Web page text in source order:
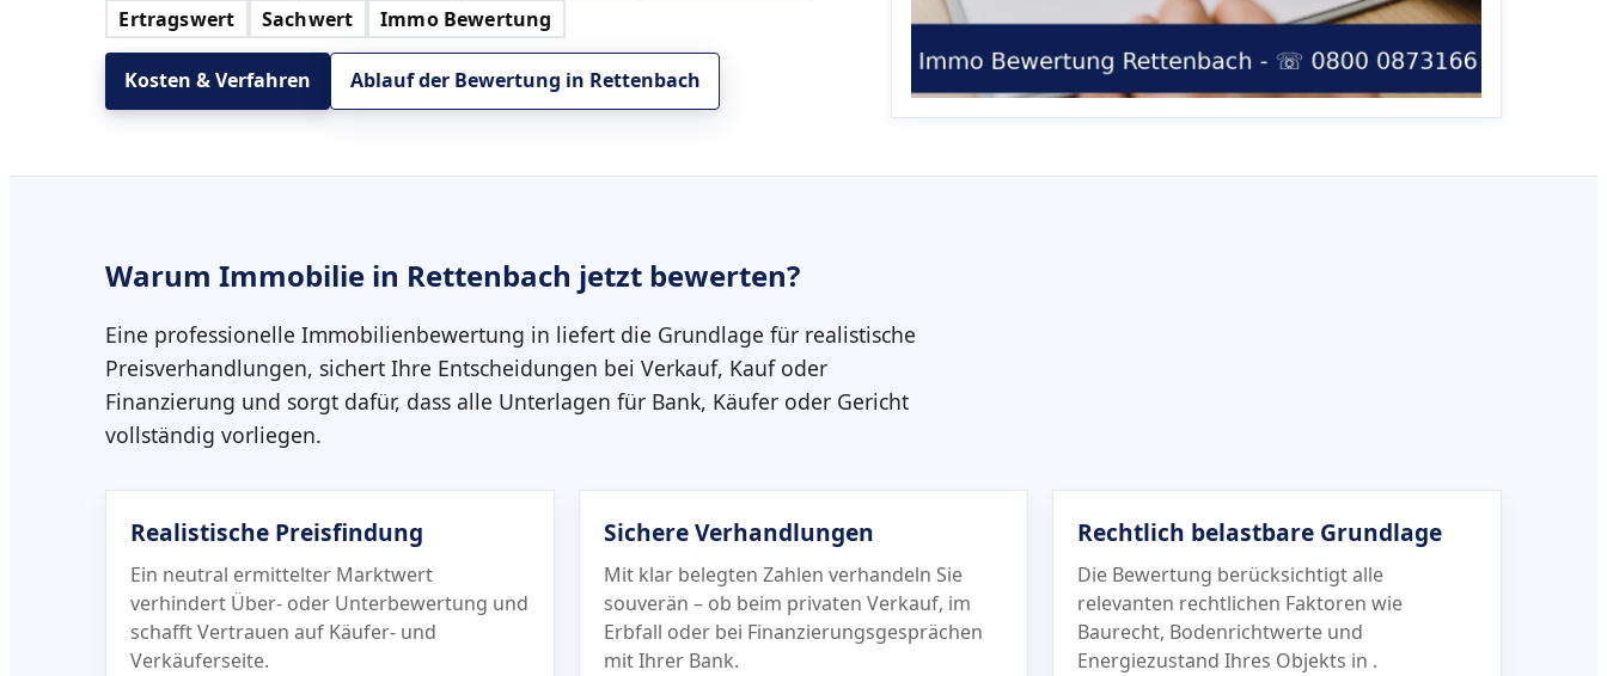
Ertragswert
Sachwert Immo Bewertung
Kosten & Verfahren Ablauf der Bewertung in Rettenbach
Warum Immobilie in Rettenbach jetzt bewerten?
Eine professionelle Immobilienbewertung in liefert die Grundlage für realistische
Preisverhandlungen, sichert Ihre Entscheidungen bei Verkauf, Kauf oder
Finanzierung und sorgt dafür, dass alle Unterlagen für Bank, Käufer oder Gericht
vollständig vorliegen.
Realistische Preisfindung
Ein neutral ermittelter Marktwert
verhindert Über- oder Unterbewertung und
schafft Vertrauen auf Käufer- und
Verkäuferseite.
Sichere Verhandlungen
Mit klar belegten Zahlen verhandeln Sie
souverän – ob beim privaten Verkauf, im
Erbfall oder bei Finanzierungs­gesprächen
mit Ihrer Bank.
Rechtlich belastbare Grundlage
Die Bewertung berücksichtigt alle
relevanten rechtlichen Faktoren wie
Baurecht, Bodenrichtwerte und
Energiezustand Ihres Objekts in .